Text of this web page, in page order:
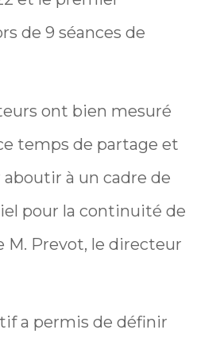
de 9 séances de
ont bien mesuré
temps de partage et
à un cadre de
pour la continuité de
M. Prevot, le directeur
a permis de définir